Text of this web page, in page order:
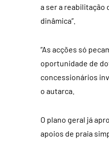
a ser a reabilitação
dinâmica”.
“As acções só
oportunidade de
concessionários
o autarca.
O plano geral já
apoios de praia